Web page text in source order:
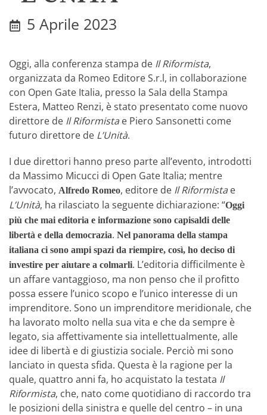
5 Aprile 2023
Oggi, alla conferenza stampa de Il Riformista,
organizzata da Romeo Editore S.r.l, in collaborazione
con Open Gate Italia, presso la Sala della Stampa
Estera, Matteo Renzi, è stato presentato come nuovo
direttore de Il Riformista e Piero Sansonetti come
futuro direttore de L’Unità.
I due direttori hanno preso parte all’evento, introdotti
da Massimo Micucci di Open Gate Italia; mentre
l’avvocato, Alfredo Romeo, editore de Il Riformista e
L’Unità, ha rilasciato la seguente dichiarazione: “Oggi
più che mai editoria e informazione sono capisaldi delle
libertà e della democrazia. Nel panorama della stampa
italiana ci sono ampi spazi da riempire, così, ho deciso di
investire per aiutare a colmarli. L’editoria difficilmente è
un affare vantaggioso, ma non penso che il profitto
possa essere l’unico scopo e l’unico interesse di un
imprenditore. Sono un imprenditore meridionale, che
ha lavorato molto nella sua vita e che da sempre è
legato, sia affettivamente sia intellettualmente, alle
idee di libertà e di giustizia sociale. Perciò mi sono
lanciato in questa sfida. Questa è la ragione per la
quale, quattro anni fa, ho acquistato la testata Il
Riformista, che, nato come quotidiano di raccordo tra
le posizioni della sinistra e quelle del centro – in una